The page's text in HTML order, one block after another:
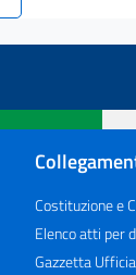
Costituzione e
Elenco atti per
Gazzetta